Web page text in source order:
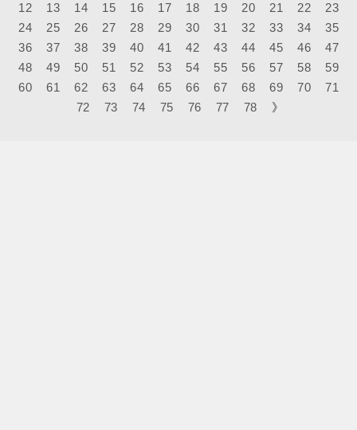
12
13 14 15 16 17 18 19 20 21 22
23
24
25 26 27 28 29 30 31 32 33 34
35
36
37 38 39 40 41 42 43 44 45 46
47
48
49 50 51 52 53 54 55 56 57 58
59
60
61 62 63 64 65 66 67 68 69 70
71
72
73 74 75 76 77 78 》